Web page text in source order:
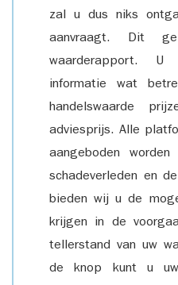
zal u dus niks
aanvraagt. Dit
waarderapport.
informatie wat
handelswaarde
adviesprijs. Alle
aangeboden
schadeverleden en
bieden wij u de
krijgen in de
tellerstand van uw
de knop kunt u